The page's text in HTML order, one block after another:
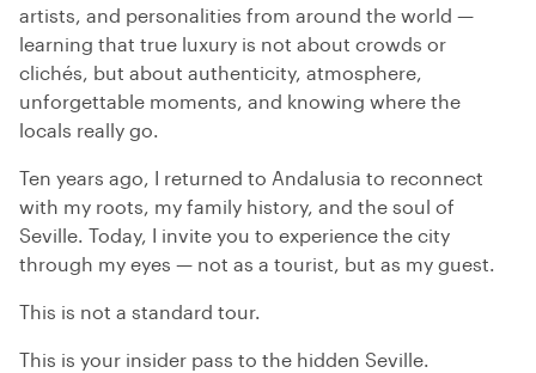
artists, and personalities from around the world —
learning that true luxury is not about crowds or
clichés, but about authenticity, atmosphere,
unforgettable moments, and knowing where the
locals really go.
Ten years ago, I returned to Andalusia to reconnect
with my roots, my family history, and the soul of
Seville. Today, I invite you to experience the city
through my eyes — not as a tourist, but as my guest.
This is not a standard tour.
This is your insider pass to the hidden Seville.